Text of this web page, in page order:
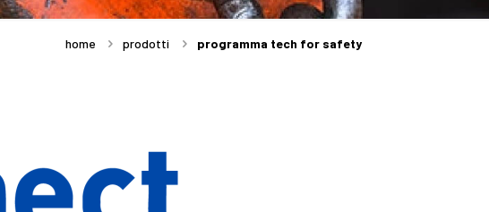
home prodotti programma tech for safety